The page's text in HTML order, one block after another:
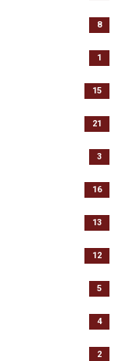
8
1
15
21
3
16
13
12
5
4
2